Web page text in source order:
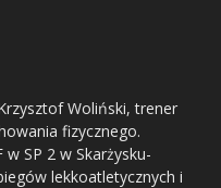
Woliński, trener
fizycznego.
w SP 2 w Skarżysku-
lekkoatletycznych i